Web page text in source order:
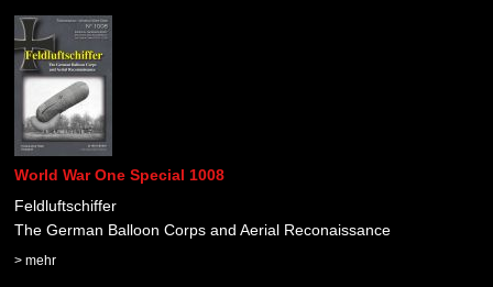
World War One Special 1008
Feldluftschiffer
The German Balloon Corps and Aerial Reconaissance
> mehr